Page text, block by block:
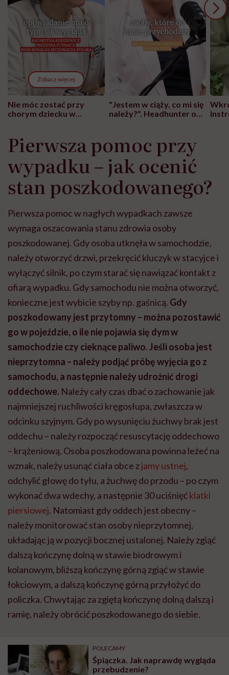
Zobacz więcej
Nie móc zostać przy
chorym dziecku w
może chyba tylko
głupota i brak
"Jestem w ciąży, co mi się
należy?". Headhunter o
pracy
Pierwsza pomoc przy
wypadku – jak ocenić
stan poszkodowanego?
Pierwsza pomoc w nagłych wypadkach zawsze
wymaga oszacowania stanu zdrowia osoby
poszkodowanej. Gdy osoba utknęła w samochodzie,
należy otworzyć drzwi, przekręcić kluczyk w stacyjce i
wyłączyć silnik, po czym starać się nawiązać kontakt z
ofiarą wypadku. Gdy samochodu nie można otworzyć,
konieczne jest wybicie szyby np. gaśnicą. Gdy
poszkodowany jest przytomny – można pozostawić
go w pojeździe, o ile nie pojawia się dym w
samochodzie czy cieknące paliwo. Jeśli osoba jest
nieprzytomna – należy podjąć próbę wyjęcia go z
samochodu, a następnie należy udrożnić drogi
oddechowe. Należy cały czas dbać o zachowanie jak
najmniejszej ruchliwości kręgosłupa, zwłaszcza w
odcinku szyjnym. Gdy po wysunięciu żuchwy brak jest
oddechu – należy rozpocząć resuscytację oddechowo
– krążeniową. Osoba poszkodowana powinna leżeć na
wznak, należy usunąć ciała obce zjamy ustnej,
odchylić głowę do tyłu, a żuchwę do przodu – po czym
wykonać dwa wdechy, a następnie 30 uciśnięćklatki
piersiowej. Natomiast gdy oddech jest obecny –
należy monitorować stan osoby nieprzytomnej,
układając ją w pozycji bocznej ustalonej. Należy zgiąć
dalszą kończynę dolną w stawie biodrowym i
kolanowym, bliższą kończynę górną zgiąć w stawie
łokciowym, a dalszą kończynę górną przyłożyć do
policzka. Chwytając za zgiętą kończynę dolną dalszą i
ramię, należy obrócić poszkodowanego do siebie.
POLECAMY
Śpiączka. Jak naprawdę wygląda
przebudzenie?